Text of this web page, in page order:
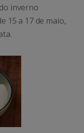
inverno
15 a 17 de maio,